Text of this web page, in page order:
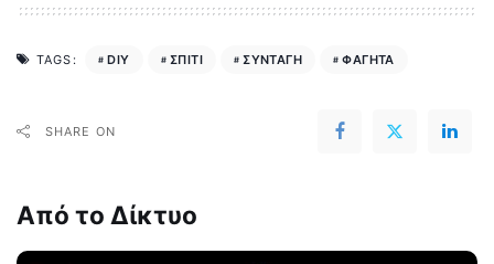
TAGS: DIY ΣΠΙΤΙ ΣΥΝΤΑΓΗ ΦΑΓΗΤΑ
SHARE ON
Από το Δίκτυο